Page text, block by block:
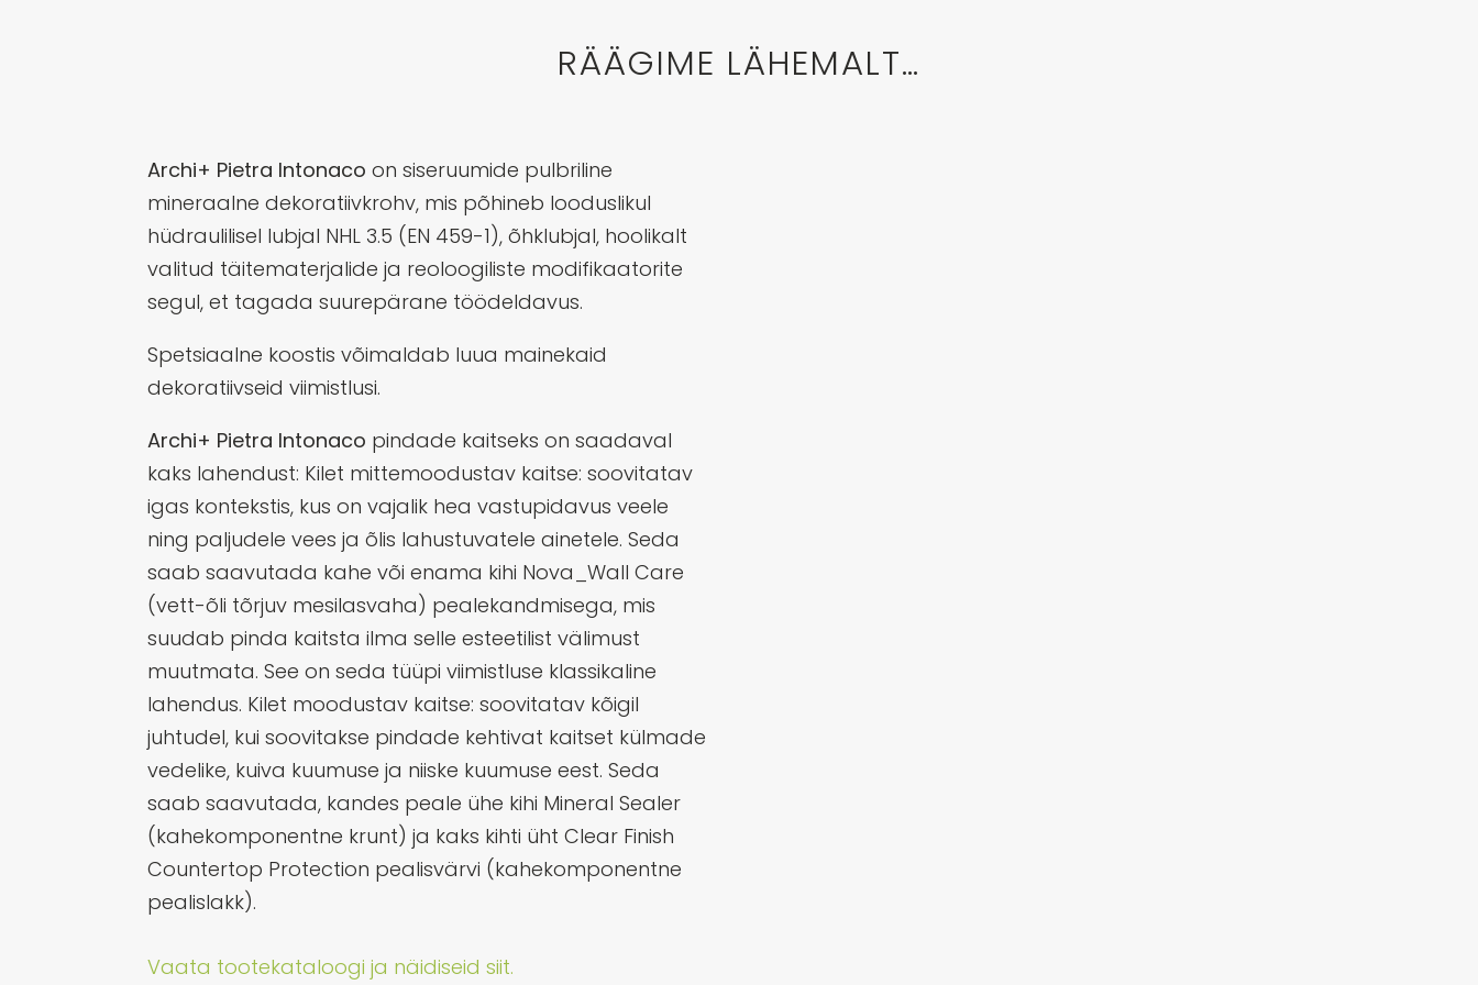
RÄÄGIME LÄHEMALT…
Archi+ Pietra Intonaco on siseruumide pulbriline
mineraalne dekoratiivkrohv, mis põhineb looduslikul
hüdraulilisel lubjal NHL 3.5 (EN 459-1), õhklubjal, hoolikalt
valitud täitematerjalide ja reoloogiliste modifikaatorite
segul, et tagada suurepärane töödeldavus.
Spetsiaalne koostis võimaldab luua mainekaid
dekoratiivseid viimistlusi.
Archi+ Pietra Intonaco pindade kaitseks on saadaval
kaks lahendust: Kilet mittemoodustav kaitse: soovitatav
igas kontekstis, kus on vajalik hea vastupidavus veele
ning paljudele vees ja õlis lahustuvatele ainetele. Seda
saab saavutada kahe või enama kihi Nova_Wall Care
(vett-õli tõrjuv mesilasvaha) pealekandmisega, mis
suudab pinda kaitsta ilma selle esteetilist välimust
muutmata. See on seda tüüpi viimistluse klassikaline
lahendus. Kilet moodustav kaitse: soovitatav kõigil
juhtudel, kui soovitakse pindade kehtivat kaitset külmade
vedelike, kuiva kuumuse ja niiske kuumuse eest. Seda
saab saavutada, kandes peale ühe kihi Mineral Sealer
(kahekomponentne krunt) ja kaks kihti üht Clear Finish
Countertop Protection pealisvärvi (kahekomponentne
pealislakk).
Vaata tootekataloogi ja näidiseid siit.